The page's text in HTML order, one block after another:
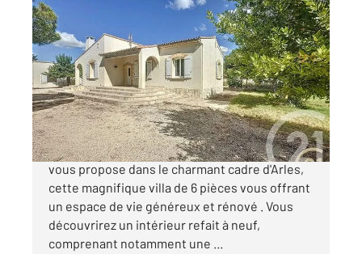
ARLES 13
119,78 m
, 6 pièces
Ref : 4141
Maison à vendre
475 000 €
Votre Agence Century21 Arelate Immo à Arles
vous propose dans le charmant cadre d'Arles,
cette magnifique villa de 6 pièces vous offrant
un espace de vie généreux et rénové . Vous
découvrirez un intérieur refait à neuf,
comprenant notamment une ...